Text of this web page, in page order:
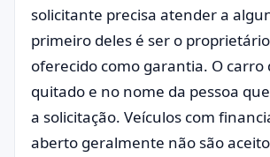
solicitante precisa atender a
primeiro deles é ser o
oferecido como garantia. O carro
quitado e no nome da pessoa
a solicitação. Veículos com
aberto geralmente não são